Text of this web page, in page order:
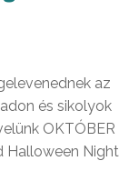
az
és sikolyok
OKTÓBER
Halloween Night